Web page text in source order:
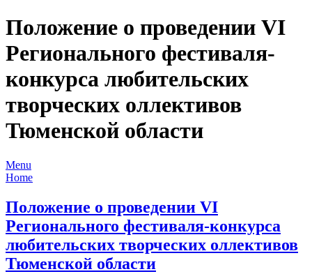
Положение о проведении VI
Регионального фестиваля-
конкурса любительских
творческих оллективов
Тюменской области
Menu
Home
Положение о проведении VI
Регионального фестиваля-конкурса
любительских творческих оллективов
Тюменской области